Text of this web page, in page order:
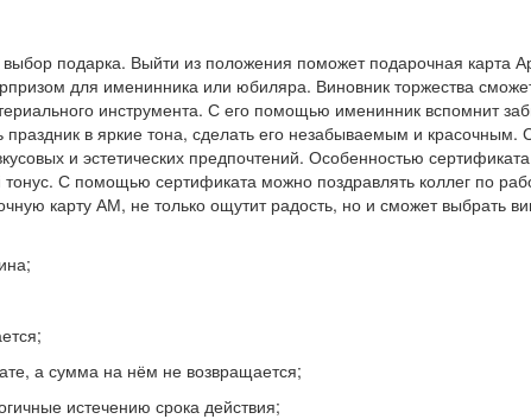
подарка. Выйти из положения поможет подарочная
для именинника или юбиляра. Виновник торжества
инструмента. С его помощью именинник вспомнит
в яркие тона, сделать его незабываемым и красочным.
и эстетических предпочтений. Особенностью
С помощью сертификата можно поздравлять коллег по
карту АМ, не только ощутит радость, но и сможет выбрать
а сумма на нём не возвращается;
истечению срока действия;